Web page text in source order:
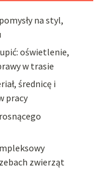
na styl,
oświetlenie,
w trasie
średnicę i
pracy
zwierząt